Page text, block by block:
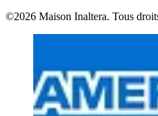
©2026 Maison Inaltera. Tous